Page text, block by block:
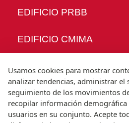
EDIFICIO PRBB
EDIFICIO CMIMA
SÍGUENOS
© Universitat
Usamos cookies para mostrar
analizar tendencias, administrar el
seguimiento de los movimientos
recopilar información demográfica
usuarios en su conjunto. Acepte